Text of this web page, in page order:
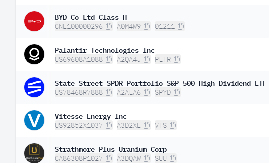
BYD Co Ltd Class H
CNE100000296 A0M4W9 01211
Palantir Technologies Inc
US69608A1088 A2QA4J PLTR
State Street SPDR Portfolio S&P 500 High Dividend ETF
US78468R7888 A2ALA6 SPYD
Vitesse Energy Inc
US92852X1037 A3D2XE VTS
Strathmore Plus Uranium Corp
CA86308P1027 A3DQAW SUU